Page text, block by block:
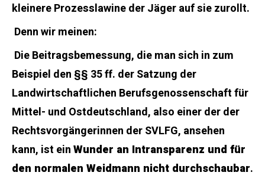
kleinere Prozesslawine der Jäger auf sie zurollt.
Denn wir meinen:
Die Beitragsbemessung, die man sich in zum
Beispiel den §§ 35 ff. der Satzung der
Landwirtschaftlichen Berufsgenossenschaft für
Mittel- und Ostdeutschland, also einer der der
Rechtsvorgängerinnen der SVLFG, ansehen
kann, ist einWunder an Intransparenz und für
den normalen Weidmann nicht durchschaubar.